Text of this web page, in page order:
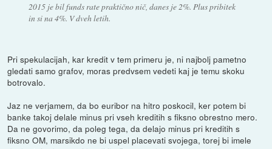
2015 je bil funds rate praktično nič, danes je 2%. Plus pribitek
in si na 4%. V dveh letih.
Pri spekulacijah, kar kredit v tem primeru je, ni najbolj pametno
gledati samo grafov, moras predvsem vedeti kaj je temu skoku
botrovalo.
Jaz ne verjamem, da bo euribor na hitro poskocil, ker potem bi
banke takoj delale minus pri vseh kreditih s fiksno obrestno mero.
Da ne govorimo, da poleg tega, da delajo minus pri kreditih s
fiksno OM, marsikdo ne bi uspel placevati svojega, torej bi imele